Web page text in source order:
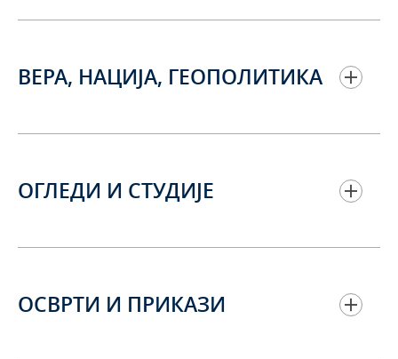
ВЕРА, НАЦИЈА, ГЕОПОЛИТИКА
ОГЛЕДИ И СТУДИЈЕ
ОСВРТИ И ПРИКАЗИ